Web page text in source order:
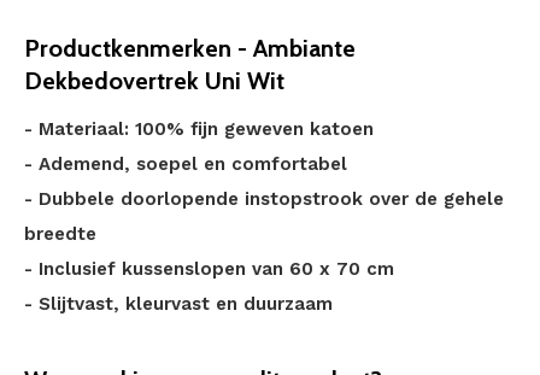
Productkenmerken - Ambiante
Dekbedovertrek Uni Wit
- Materiaal: 100% fijn geweven katoen
- Ademend, soepel en comfortabel
- Dubbele doorlopende instopstrook over de gehele
breedte
- Inclusief kussenslopen van 60 x 70 cm
- Slijtvast, kleurvast en duurzaam